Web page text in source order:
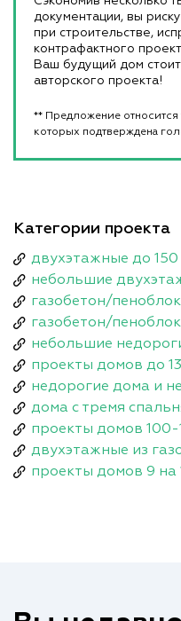
документации, вы
при строительстве,
контрафактного
Ваш будущий дом
авторского проекта!
** Предложение относится
которых подтверждена
Категории проекта
двухэтажные до 150
небольшие
газобетон/
газобетон/
небольшие
проекты домов до
недорогие дома и
дома с тремя
проекты домов 100-
двухэтажные из
проекты домов 9 на